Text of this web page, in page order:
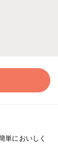
単においしく